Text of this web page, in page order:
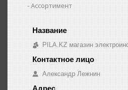
Ассортимент
PILA.KZ магазин
Александр Лежнин